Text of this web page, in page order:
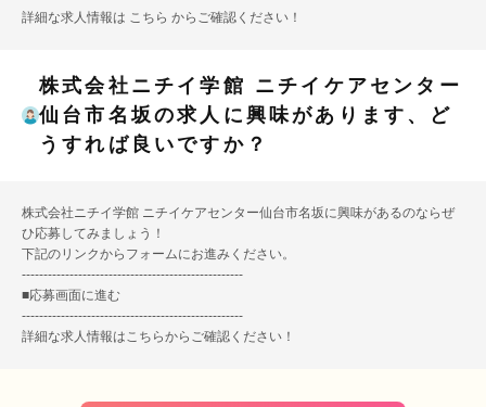
詳細な求人情報は こちら からご確認ください！
株式会社ニチイ学館 ニチイケアセンター
仙台市名坂の求人に興味があります、ど
うすれば良いですか？
株式会社ニチイ学館 ニチイケアセンター仙台市名坂に興味があるのならぜ
ひ応募してみましょう！
下記のリンクからフォームにお進みください。
---------------------------------------------------
■応募画面に進む
---------------------------------------------------
詳細な求人情報はこちらからご確認ください！